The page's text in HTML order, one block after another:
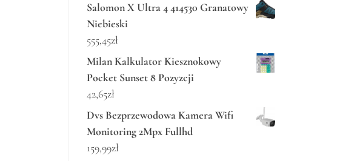
Salomon X Ultra 4 414530 Granatowy
Niebieski
555,45zł
Milan Kalkulator Kiesznokowy
Pocket Sunset 8 Pozyzcji
42,65zł
Dvs Bezprzewodowa Kamera Wifi
Monitoring 2Mpx Fullhd
159,99zł